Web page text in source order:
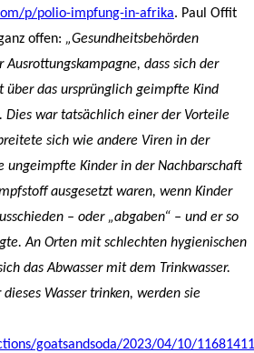
p/polio-impfung-in-afrika. Paul Offit
offen: „Gesundheitsbehörden
Ausrottungskampagne, dass sich der
das ursprünglich geimpfte Kind
Dies war tatsächlich einer der Vorteile
sich wie andere Viren in der
ungeimpfte Kinder in der Nachbarschaft
ausgesetzt waren, wenn Kinder
– oder „abgaben“ – und er so
An Orten mit schlechten hygienischen
das Abwasser mit dem Trinkwasser.
Wasser trinken, werden sie
goatsandsoda/2023/04/10/